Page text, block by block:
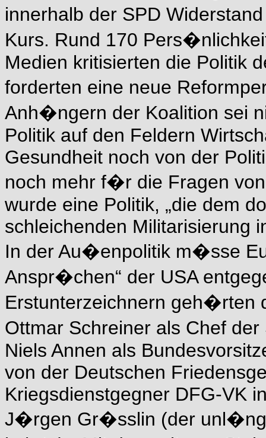
innerhalb der SPD
Kurs. Rund 170
Medien kritisierten die Politik
forderten eine neue
Anh�ngern der Koalition sei
Politik auf den Feldern
Gesundheit noch von der
noch mehr f�r die Fragen
wurde eine Politik, „die dem
schleichenden Militarisierung
In der Au�enpolitik m�sse
Anspr�chen“ der USA
Erstunterzeichnern geh�rten
Ottmar Schreiner als Chef
Niels Annen als
von der Deutschen
Kriegsdienstgegner DFG-VK
J�rgen Gr�sslin (der